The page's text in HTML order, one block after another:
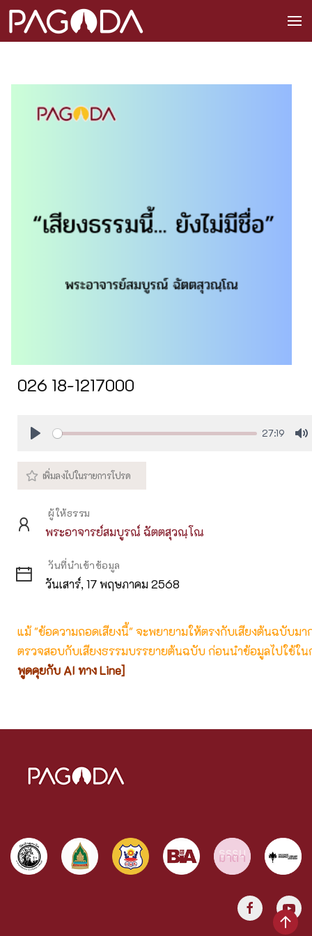
026 18-1217000
27:19
ผู้ให้ธรรม
พระอาจารย์สมบูรณ์ ฉัตตสุวณฺโณ
วันที่นำเข้าข้อมูล
วันเสาร์, 17 พฤษภาคม 2568
แม้ "ข้อความถอดเสียงนี้" จะพยายามให้ตรงกับเสียงต้นฉบับม
ตรวจสอบกับเสียงธรรมบรรยายต้นฉบับ ก่อนนำข้อมูลไปใช้ใน
พูดคุยกับ AI ทาง Line]